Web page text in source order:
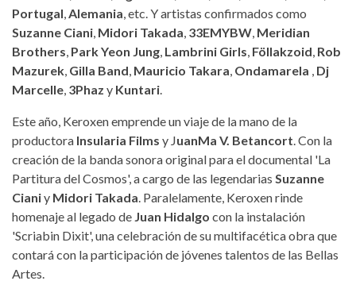
Portugal Alemania , etc. Y artistas confirmados como
Suzanne Ciani Midori Takada 33EMYBW Meridian
Brothers Park Yeon Jung Lambrini Girls Föllakzoid Rob
Mazurek Gilla Band Mauricio Takara Ondamarela Dj
Marcelle 3Phaz y Kuntari
Este año, Keroxen emprende un viaje de la mano de la
productora Insularia Films y JuanMa V. Betancort . Con la
creación de la banda sonora original para el documental 'La
Partitura del Cosmos', a cargo de las legendarias Suzanne
Cianiy Midori Takada . Paralelamente, Keroxen rinde
homenaje al legado de Juan Hidalgo con la instalación
'Scriabin Dixit', una celebración de su multifacética obra que
contará con la participación de jóvenes talentos de las Bellas
Artes.